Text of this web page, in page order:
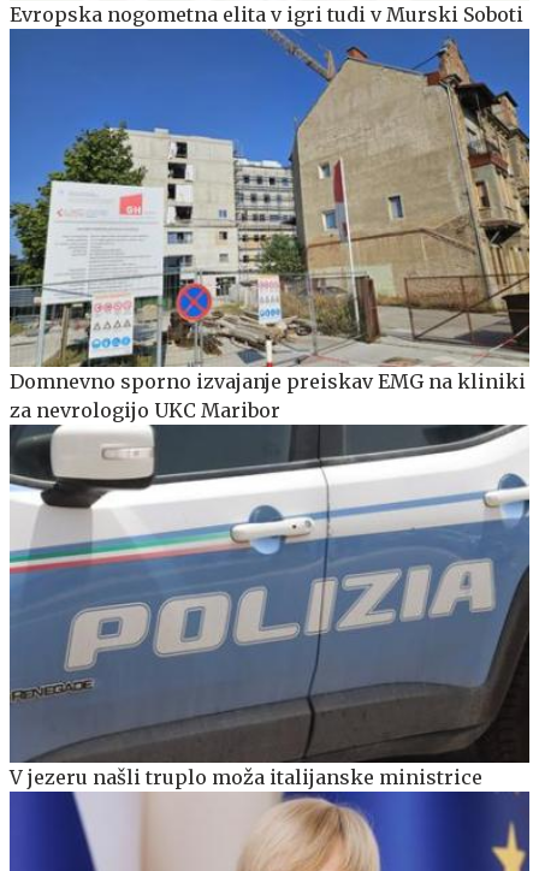
Evropska nogometna elita v igri tudi v Murski Soboti
Domnevno sporno izvajanje preiskav EMG na kliniki
za nevrologijo UKC Maribor
V jezeru našli truplo moža italijanske ministrice